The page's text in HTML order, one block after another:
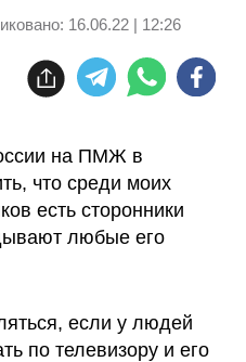
16.06.22 | 12:26
на ПМЖ в
что среди моих
есть сторонники
любые его
если у людей
по телевизору и его